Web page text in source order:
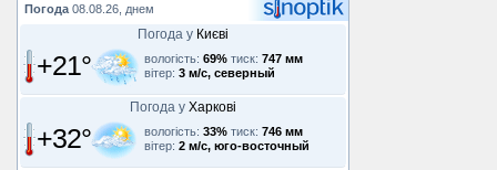
Погода 08.08.26, днем
Погода у Києві
+21° вологість: 69% тиск: 747 мм
вітер: 3 м/с, северный
Погода у Харкові
+32° вологість: 33% тиск: 746 мм
вітер: 2 м/с, юго-восточный